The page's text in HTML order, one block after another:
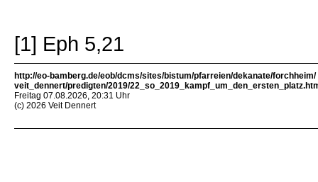
[1] Eph 5,21
http://eo-bamberg.de/eob/dcms/sites/bistum/pfarreien/dekanate/forchheim/
veit_dennert/predigten/2019/
Freitag 07.08.2026, 20:31 Uhr
(c) 2026 Veit Dennert